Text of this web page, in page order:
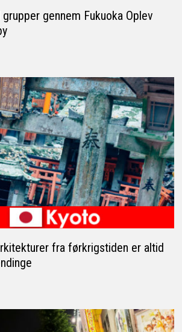
gennem Fukuoka Oplev
fra førkrigstiden er altid